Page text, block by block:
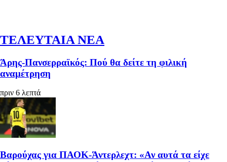
ΤΕΛΕΥΤΑΙΑ ΝΕΑ
Άρης-Πανσερραϊκός: Πού θα δείτε τη φιλική
αναμέτρηση
πριν 6 λεπτά
Βαρούχας για ΠΑΟΚ-Άντερλεχτ: «Αν αυτά τα είχε